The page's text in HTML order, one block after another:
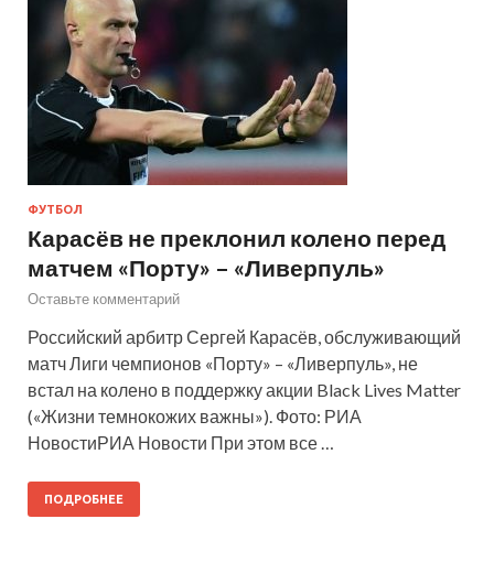
ФУТБОЛ
Карасёв не преклонил колено перед
матчем «Порту» – «Ливерпуль»
Оставьте комментарий
Российский арбитр Сергей Карасёв, обслуживающий
матч Лиги чемпионов «Порту» – «Ливерпуль», не
встал на колено в поддержку акции Black Lives Matter
(«Жизни темнокожих важны»). Фото: РИА
НовостиРИА Новости При этом все …
ПОДРОБНЕЕ